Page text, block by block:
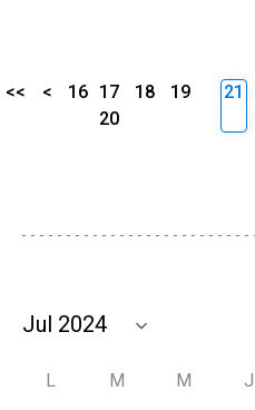
<< < 16 17 18
19
20
21
L M M J